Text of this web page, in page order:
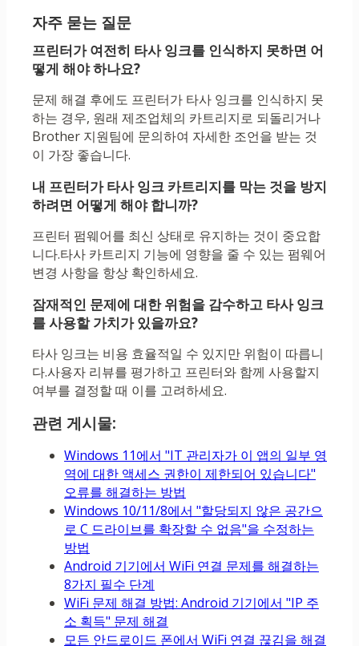
자주 묻는 질문
프린터가 여전히 타사 잉크를 인식하지 못하면 어
떻게 해야 하나요?
문제 해결 후에도 프린터가 타사 잉크를 인식하지 못
하는 경우, 원래 제조업체의 카트리지로 되돌리거나
Brother 지원팀에 문의하여 자세한 조언을 받는 것
이 가장 좋습니다.
내 프린터가 타사 잉크 카트리지를 막는 것을 방지
하려면 어떻게 해야 합니까?
프린터 펌웨어를 최신 상태로 유지하는 것이 중요합
니다.타사 카트리지 기능에 영향을 줄 수 있는 펌웨어
변경 사항을 항상 확인하세요.
잠재적인 문제에 대한 위험을 감수하고 타사 잉크
를 사용할 가치가 있을까요?
타사 잉크는 비용 효율적일 수 있지만 위험이 따릅니
다.사용자 리뷰를 평가하고 프린터와 함께 사용할지
여부를 결정할 때 이를 고려하세요.
관련 게시물:
Windows 11에서 "IT 관리자가 이 앱의 일부 영
역에 대한 액세스 권한이 제한되어 있습니다"
오류를 해결하는 방법
Windows 10/11/8에서 "할당되지 않은 공간으
로 C 드라이브를 확장할 수 없음"을 수정하는
방법
Android 기기에서 WiFi 연결 문제를 해결하는
8가지 필수 단계
WiFi 문제 해결 방법: Android 기기에서 "IP 주
소 획득" 문제 해결
모든 안드로이드 폰에서 WiFi 연결 끊김을 해결